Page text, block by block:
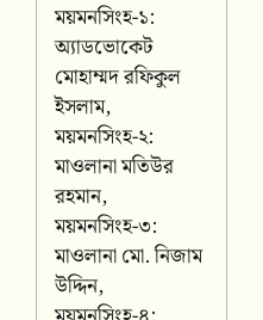
ময়মনসিংহ-১:
অ্যাডভোকেট
মোহাম্মদ রফিকুল
ইসলাম,
ময়মনসিংহ-২:
মাওলানা মতিউর
রহমান,
ময়মনসিংহ-৩:
মাওলানা মো. নিজাম
উদ্দিন,